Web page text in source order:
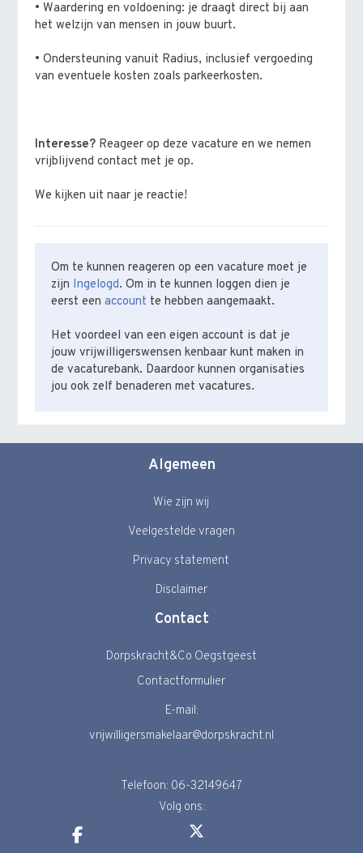
• Waardering en voldoening: je draagt direct bij aan
het welzijn van mensen in jouw buurt.
• Ondersteuning vanuit Radius, inclusief vergoeding
van eventuele kosten zoals parkeerkosten.
Interesse?Reageer op deze vacature en we nemen
vrijblijvend contact met je op.
We kijken uit naar je reactie!
Om te kunnen reageren op een vacature moet je
zijn Ingelogd. Om in te kunnen loggen dien je
eerst een account te hebben aangemaakt.
Het voordeel van een eigen account is dat je
jouw vrijwilligerswensen kenbaar kunt maken in
de vacaturebank. Daardoor kunnen organisaties
jou ook zelf benaderen met vacatures.
Algemeen
Wie zijn wij
Veelgestelde vragen
Privacy statement
Disclaimer
Contact
Dorpskracht&Co Oegstgeest
Contactformulier
E-mail:
vrijwilligersmakelaar@dorpskracht.nl
Telefoon: 06-32149647
Volg ons: